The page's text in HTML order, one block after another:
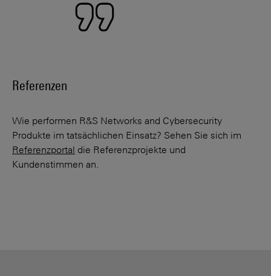
Referenzen
Wie performen R&S Networks and Cybersecurity
Produkte im tatsächlichen Einsatz? Sehen Sie sich im
Referenzportal
die Referenz­projekte und
Kundenstimmen an.